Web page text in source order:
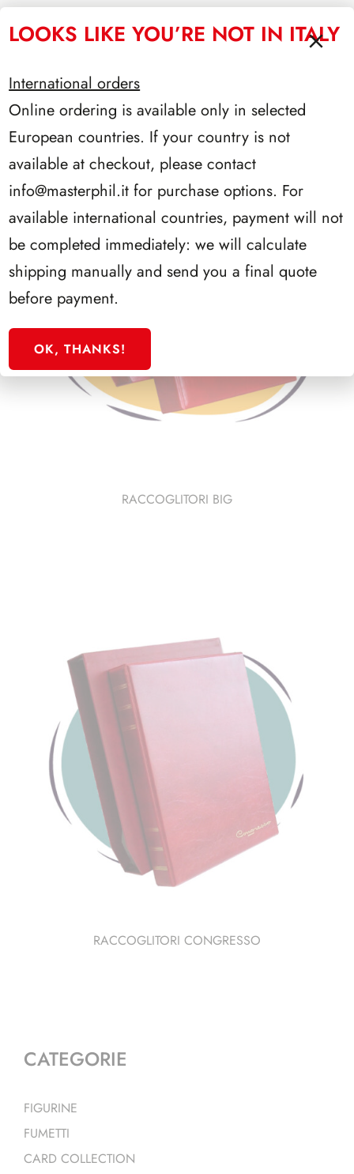
RACCOGLITORI BIG
RACCOGLITORI CONGRESSO
CATEGORIE
FIGURINE
FUMETTI
CARD COLLECTION
LOOKS LIKE YOU’RE NOT IN ITALY
International orders
Online ordering is available only in selected
European countries. If your country is not
available at checkout, please contact
info@masterphil.it for purchase options. For
available international countries, payment will not
be completed immediately: we will calculate
shipping manually and send you a final quote
before payment.
OK, THANKS!